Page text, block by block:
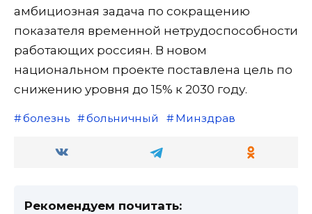
амбициозная задача по сокращению
показателя временной нетрудоспособности
работающих россиян. В новом
национальном проекте поставлена цель по
снижению уровня до 15% к 2030 году.
болезнь больничный Минздрав
Рекомендуем почитать: